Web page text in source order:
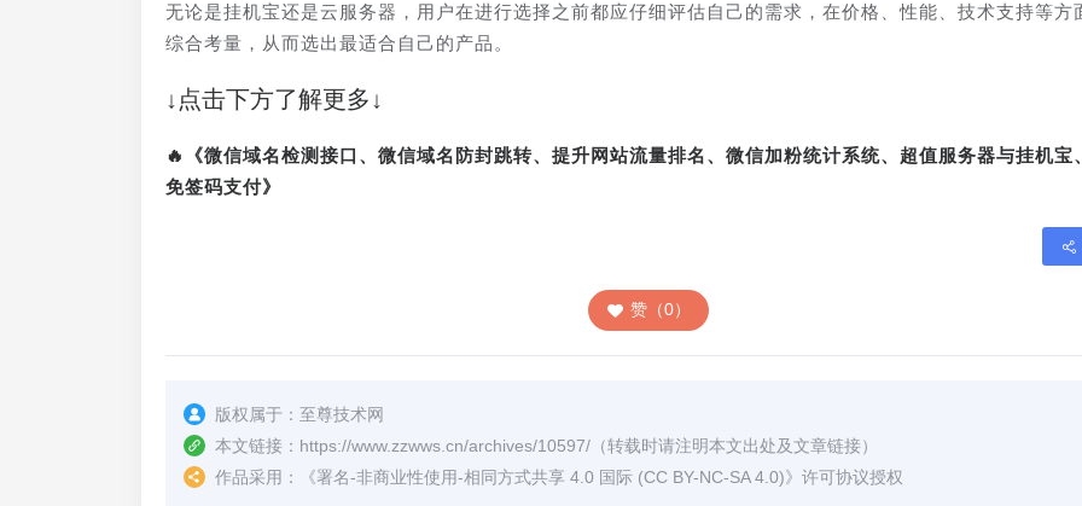
无论是挂机宝还是云服务器，用户在进行选择之前都应仔细评估自己的需求，在价格、性能、技术支持等方
综合考量，从而选出最适合自己的产品。
↓点击下方了解更多↓
🔥《微信域名检测接口、微信域名防封跳转、提升网站流量排名、微信加粉统计系统、超值服务器与挂机宝
免签码支付》
赞（0）
版权属于： 至尊技术网
本文链接： https://www.zzwws.cn/archives/10597/ （转载时请注明本文出处及文章链接）
作品采用：
《署名-非商业性使用-相同方式共享 4.0 国际 (CC BY-NC-SA 4.0)》许可协议授权